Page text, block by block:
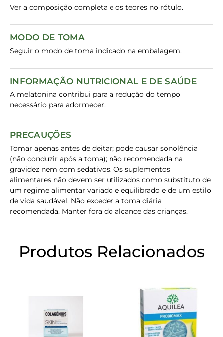
Ver a composição completa e os teores no rótulo.
MODO DE TOMA
Seguir o modo de toma indicado na embalagem.
INFORMAÇÃO NUTRICIONAL E DE SAÚDE
A melatonina contribui para a redução do tempo
necessário para adormecer.
PRECAUÇÕES
Tomar apenas antes de deitar; pode causar sonolência
(não conduzir após a toma); não recomendada na
gravidez nem com sedativos. Os suplementos
alimentares não devem ser utilizados como substituto de
um regime alimentar variado e equilibrado e de um estilo
de vida saudável. Não exceder a toma diária
recomendada. Manter fora do alcance das crianças.
Produtos Relacionados